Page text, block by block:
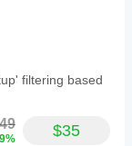
filtering based
$35